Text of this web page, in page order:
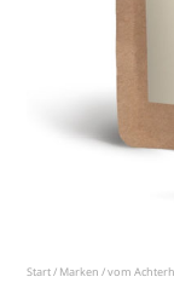
Start/ Marken /vom